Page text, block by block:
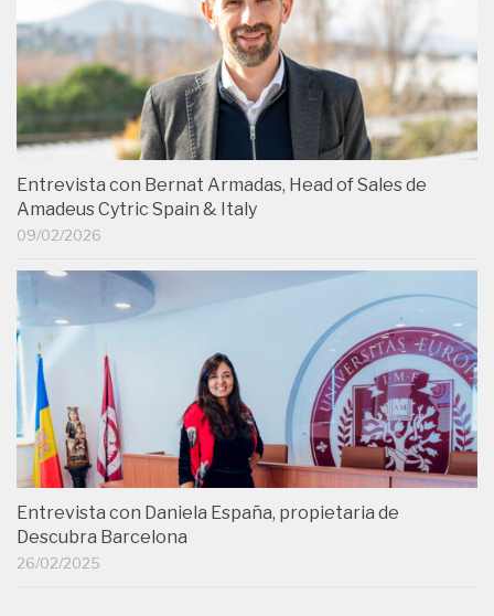
Entrevista con Bernat Armadas, Head of Sales de
Amadeus Cytric Spain & Italy
09/02/2026
Entrevista con Daniela España, propietaria de
Descubra Barcelona
26/02/2025